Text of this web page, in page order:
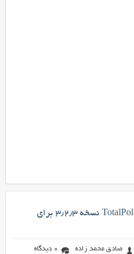
افزونه نظرسنجی پیشرفته TotalPoll Lite نسخه ۳٫۲٫۳ برای
صادق محمد زاده 0 دیدگاه